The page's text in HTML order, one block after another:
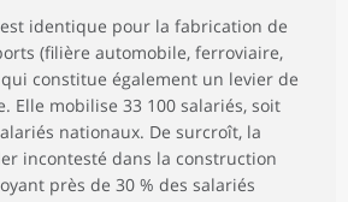
identique pour la fabrication de
(filière automobile, ferroviaire,
constitue également un levier de
Elle mobilise 33 100 salariés, soit
nationaux. De surcroît, la
incontesté dans la construction
près de 30 % des salariés